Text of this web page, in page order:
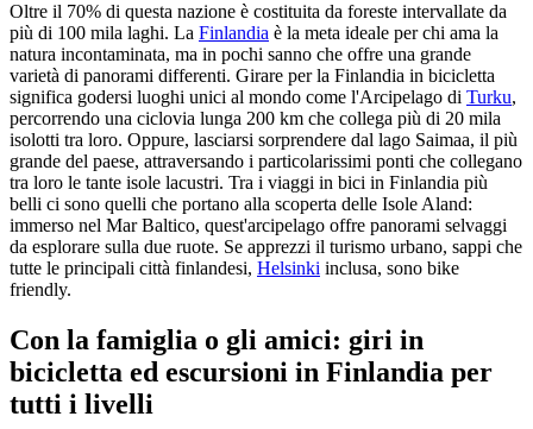
Oltre il 70% di questa nazione è costituita da foreste intervallate da
più di 100 mila laghi. La Finlandia è la meta ideale per chi ama la
natura incontaminata, ma in pochi sanno che offre una grande
varietà di panorami differenti. Girare per la Finlandia in bicicletta
significa godersi luoghi unici al mondo come l'Arcipelago di Turku,
percorrendo una ciclovia lunga 200 km che collega più di 20 mila
isolotti tra loro. Oppure, lasciarsi sorprendere dal lago Saimaa, il più
grande del paese, attraversando i particolarissimi ponti che collegano
tra loro le tante isole lacustri. Tra i viaggi in bici in Finlandia più
belli ci sono quelli che portano alla scoperta delle Isole Aland:
immerso nel Mar Baltico, quest'arcipelago offre panorami selvaggi
da esplorare sulla due ruote. Se apprezzi il turismo urbano, sappi che
tutte le principali città finlandesi, Helsinki inclusa, sono bike
friendly.
Con la famiglia o gli amici: giri in
bicicletta ed escursioni in Finlandia per
tutti i livelli